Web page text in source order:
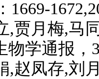
1669-
,贾月梅,马
学通报，
,赵凤存,刘